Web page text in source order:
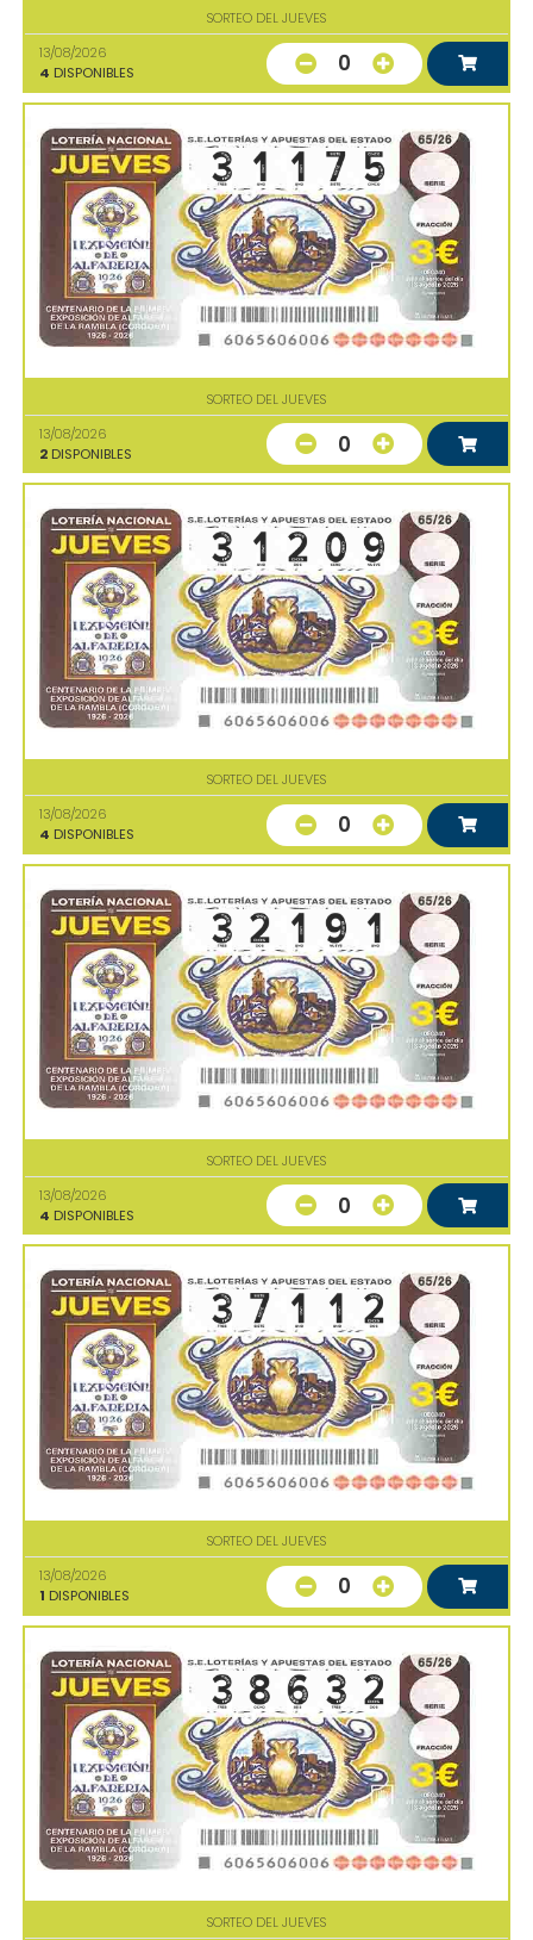
SORTEO DEL JUEVES
13/08/2026
4 DISPONIBLES 0
SORTEO DEL JUEVES
13/08/2026
2 DISPONIBLES 0
SORTEO DEL JUEVES
13/08/2026
4 DISPONIBLES 0
SORTEO DEL JUEVES
13/08/2026
4 DISPONIBLES 0
SORTEO DEL JUEVES
13/08/2026
1 DISPONIBLES 0
SORTEO DEL JUEVES